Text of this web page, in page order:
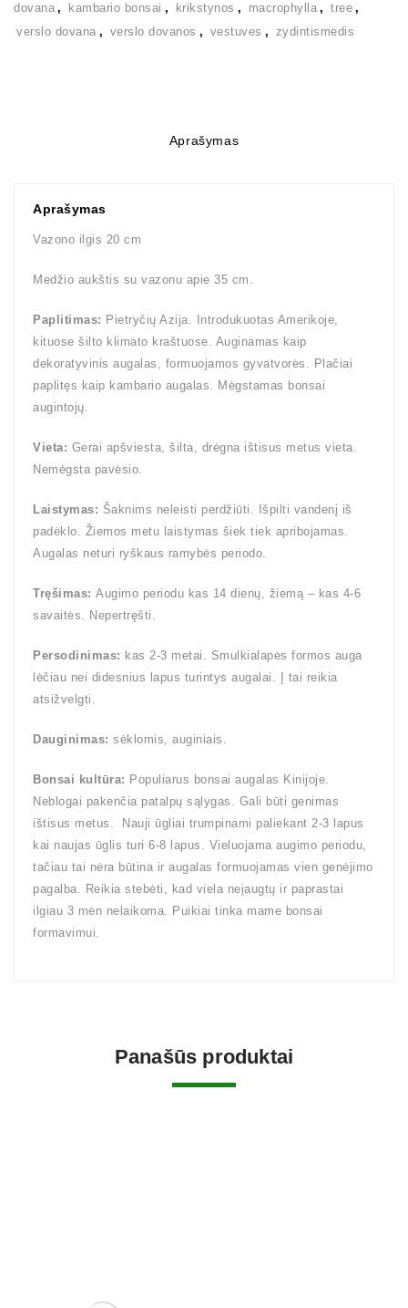
dovana , kambario bonsai , krikstynos , macrophylla , tree ,
verslo dovana , verslo dovanos , vestuves , zydintismedis
Aprašymas
Aprašymas
Vazono ilgis 20 cm
Medžio aukštis su vazonu apie 35 cm.
Paplitimas: Pietryčių Azija. Introdukuotas Amerikoje,
kituose šilto klimato kraštuose. Auginamas kaip
dekoratyvinis augalas, formuojamos gyvatvorės. Plačiai
paplitęs kaip kambario augalas. Mėgstamas bonsai
augintojų.
Vieta: Gerai apšviesta, šilta, drėgna ištisus metus vieta.
Nemėgsta pavėsio.
Laistymas: Šaknims neleisti perdžiūti. Išpilti vandenį iš
padėklo. Žiemos metu laistymas šiek tiek apribojamas.
Augalas neturi ryškaus ramybės periodo.
Tręšimas: Augimo periodu kas 14 dienų, žiemą – kas 4-6
savaitės. Nepertręšti.
Persodinimas: kas 2-3 metai. Smulkialapės formos auga
lėčiau nei didesnius lapus turintys augalai. Į tai reikia
atsižvelgti.
Dauginimas: sėklomis, auginiais.
Bonsai kultūra: Populiarus bonsai augalas Kinijoje.
Neblogai pakenčia patalpų sąlygas. Gali būti genimas
ištisus metus. Nauji ūgliai trumpinami paliekant 2-3 lapus
kai naujas ūglis turi 6-8 lapus. Vieluojama augimo periodu,
tačiau tai nėra būtina ir augalas formuojamas vien genėjimo
pagalba. Reikia stebėti, kad viela neįaugtų ir paprastai
ilgiau 3 mėn nelaikoma. Puikiai tinka mame bonsai
formavimui.
Panašūs produktai